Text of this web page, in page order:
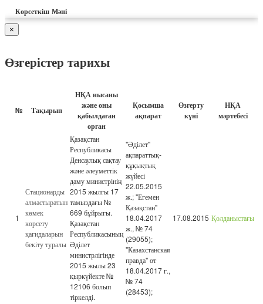
Көрсеткіш Мәні
×
Өзгерістер тарихы
№ Тақырып
НҚА нысаны
және оны
қабылдаған
орган
Қосымша
ақпарат
Өзгерту
күні
НҚА
мәртебесі
1
Стационарды
алмастыратын
көмек
көрсету
қағидаларын
бекіту туралы
Қазақстан
Республикасы
Денсаулық сақтау
және әлеуметтік
даму министрінің
2015 жылғы 17
тамыздағы №
669 бұйрығы.
Қазақстан
Республикасының
Әділет
министрлігінде
2015 жылы 23
қыркүйекте №
12106 болып
тіркелді.
"Әділет"
ақпараттық-
құқықтық
жүйесі
22.05.2015
ж.; "Егемен
Қазақстан"
18.04.2017
ж., № 74
(29055);
"Казахстанская
правда" от
18.04.2017 г.,
№ 74
(28453);
17.08.2015 Қолданыстағы